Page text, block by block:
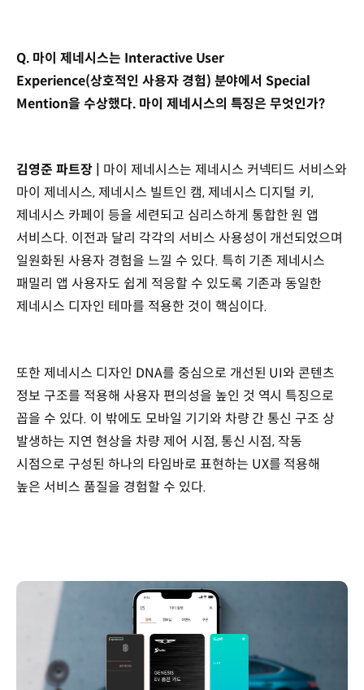
Q. 마이 제네시스는 Interactive User
Experience(상호적인 사용자 경험) 분야에서 Special
Mention을 수상했다. 마이 제네시스의 특징은 무엇인가?
김영준 파트장 | 마이 제네시스는 제네시스 커넥티드 서비스와
마이 제네시스, 제네시스 빌트인 캠, 제네시스 디지털 키,
제네시스 카페이 등을 세련되고 심리스하게 통합한 원 앱
서비스다. 이전과 달리 각각의 서비스 사용성이 개선되었으며
일원화된 사용자 경험을 느낄 수 있다. 특히 기존 제네시스
패밀리 앱 사용자도 쉽게 적응할 수 있도록 기존과 동일한
제네시스 디자인 테마를 적용한 것이 핵심이다.
또한 제네시스 디자인 DNA를 중심으로 개선된 UI와 콘텐츠
정보 구조를 적용해 사용자 편의성을 높인 것 역시 특징으로
꼽을 수 있다. 이 밖에도 모바일 기기와 차량 간 통신 구조 상
발생하는 지연 현상을 차량 제어 시점, 통신 시점, 작동
시점으로 구성된 하나의 타임바로 표현하는 UX를 적용해
높은 서비스 품질을 경험할 수 있다.